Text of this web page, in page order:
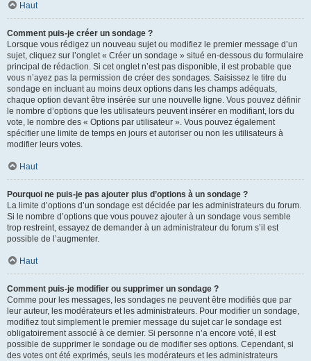
Haut
Comment puis-je créer un sondage ?
Lorsque vous rédigez un nouveau sujet ou modifiez le premier message d’un
sujet, cliquez sur l’onglet « Créer un sondage » situé en-dessous du formulaire
principal de rédaction. Si cet onglet n’est pas disponible, il est probable que
vous n’ayez pas la permission de créer des sondages. Saisissez le titre du
sondage en incluant au moins deux options dans les champs adéquats,
chaque option devant être insérée sur une nouvelle ligne. Vous pouvez définir
le nombre d’options que les utilisateurs peuvent insérer en modifiant, lors du
vote, le nombre des « Options par utilisateur ». Vous pouvez également
spécifier une limite de temps en jours et autoriser ou non les utilisateurs à
modifier leurs votes.
Haut
Pourquoi ne puis-je pas ajouter plus d’options à un sondage ?
La limite d’options d’un sondage est décidée par les administrateurs du forum.
Si le nombre d’options que vous pouvez ajouter à un sondage vous semble
trop restreint, essayez de demander à un administrateur du forum s’il est
possible de l’augmenter.
Haut
Comment puis-je modifier ou supprimer un sondage ?
Comme pour les messages, les sondages ne peuvent être modifiés que par
leur auteur, les modérateurs et les administrateurs. Pour modifier un sondage,
modifiez tout simplement le premier message du sujet car le sondage est
obligatoirement associé à ce dernier. Si personne n’a encore voté, il est
possible de supprimer le sondage ou de modifier ses options. Cependant, si
des votes ont été exprimés, seuls les modérateurs et les administrateurs